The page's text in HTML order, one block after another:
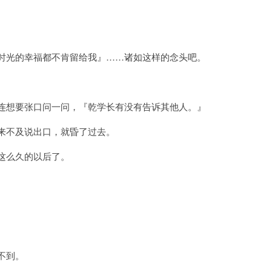
光的幸福都不肯留给我』……诸如这样的念头吧。
要张口问一问，『乾学长有没有告诉其他人。』
及说出口，就昏了过去。
久的以后了。
。